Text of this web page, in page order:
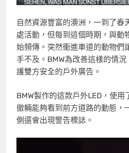
自然資源豐富的澳洲，一到了春
處活動，但每到這個時期，與動
始頻傳。突然衝進車道的動物們
手不及。BMW為改善這樣的情
護雙方安全的戶外廣告。
BMW製作的這款戶外LED，使用
徹輛能夠看到前方道路的動態，
側還會出現警告標誌。